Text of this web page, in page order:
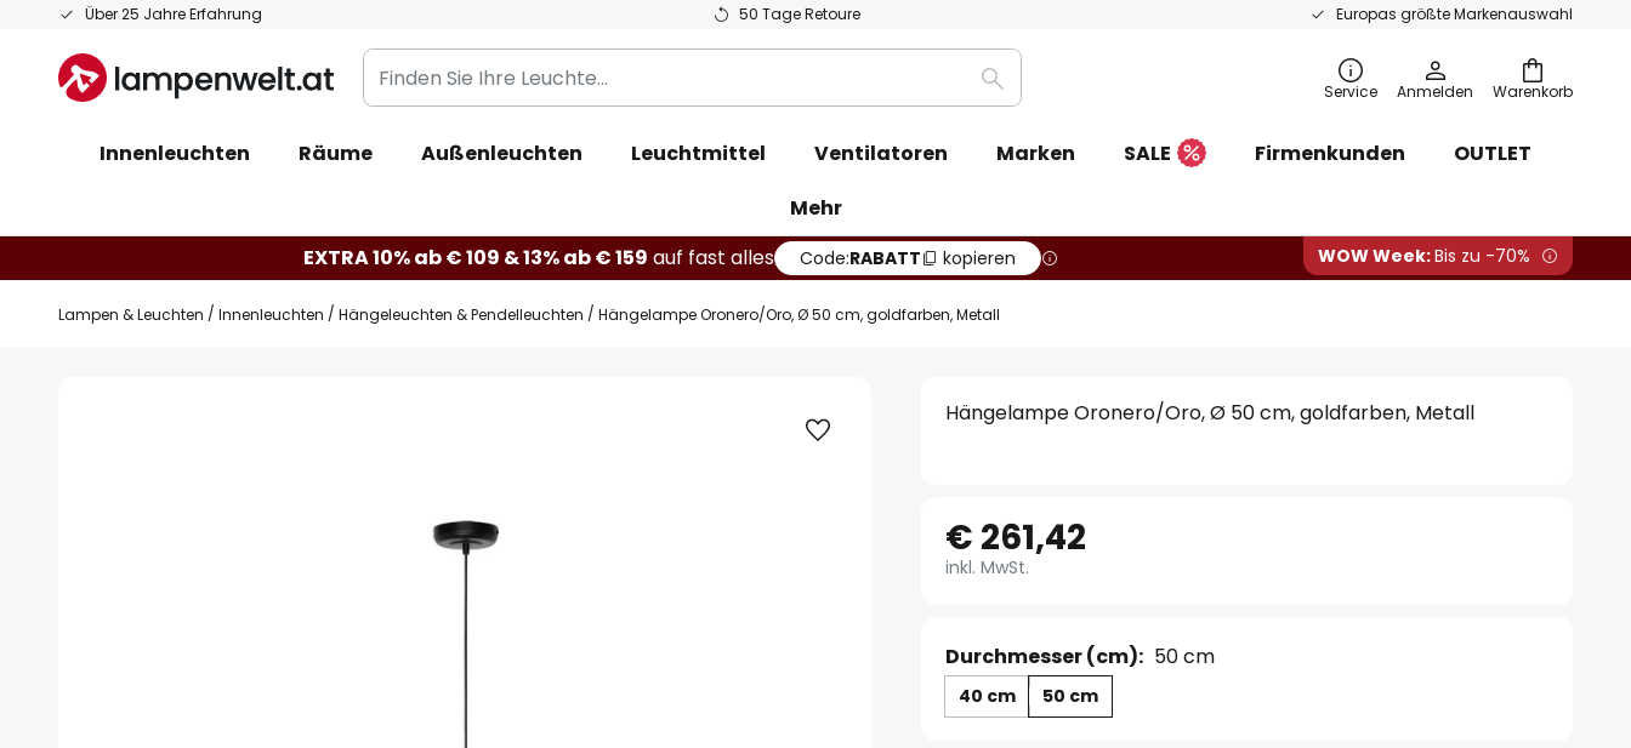
Über 25 Jahre Erfahrung 50 Tage Retoure Europas größte Markenauswahl
Zum
springen
Warenkorb
Finden
Sie
Leuchte...
Suche Service Anmelden
Innenleuchten Räume Außenleuchten Leuchtmittel Ventilatoren Marken SALE Firmenkunden
OUTLET
Mehr
EXTRA 10% ab € 109 & 13% ab € 159 auf fast alles Code:RABATT kopieren WOW Week:Bis zu -70%
Lampen & Leuchten Innenleuchten Hängeleuchten & Pendelleuchten Hängelampe Oronero/Oro, Ø 50 cm, goldfarben, Metall
Hängelampe Oronero/Oro, Ø 50 cm, goldfarben, Metall
€ 261,42
inkl. MwSt.
Durchmesser (cm): 50 cm
40 cm 50 cm